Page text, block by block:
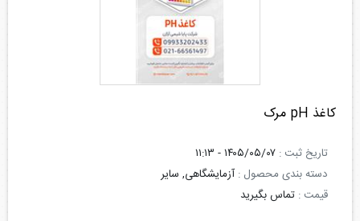
کاغذ pH مرک
تاریخ ثبت : ۱۴۰۵/۰۵/۰۷ - ۱۱:۱۳
دسته بندی محصول : آزمایشگاهی, سایر
قیمت : تماس بگیرید